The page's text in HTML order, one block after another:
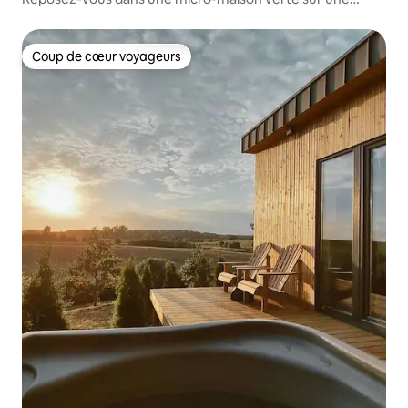
Coup de cœur voyageurs
Coup de cœur voyageurs